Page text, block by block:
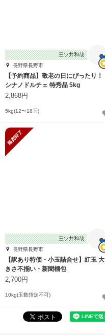
三ツ井和哉
長野県長野市
【予約商品】敬老の日にぴったり！
シナノドルチェ 特秀品 5kg
2,868円
5kg(12〜18玉)
三ツ井和哉
長野県長野市
【訳あり特価・小玉詰合せ】紅玉 大
きさ不揃い・新聞梱包
2,700円
10kg(玉数指定不可)